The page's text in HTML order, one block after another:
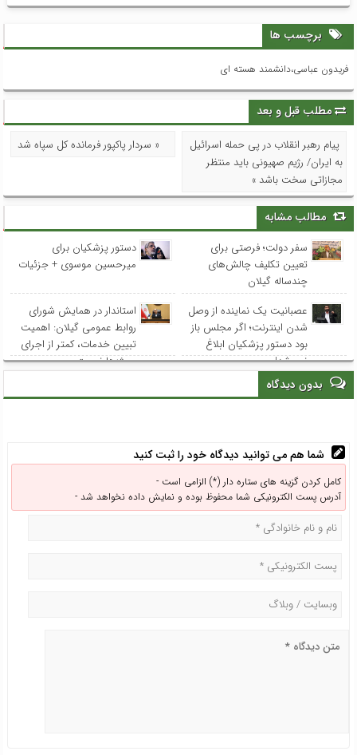
برچسب ها
فریدون عباسی،دانشمند هسته ای
مطلب قبل و بعد
پیام رهبر انقلاب در پی حمله اسرائیل
به ایران/ رژیم صهیونی باید منتظر
مجازاتی سخت باشد »
« سردار پاکپور فرمانده کل سپاه شد
مطالب مشابه
سفر دولت؛ فرصتی برای
تعیین تکلیف چالش‌های
چندساله گیلان
دستور پزشکیان برای
میرحسین موسوی + جزئیات
عصبانیت یک نماینده از وصل
شدن اینترنت؛ اگر مجلس باز
بود دستور پزشکیان ابلاغ
نمی‌شد!
استاندار در همایش شورای
روابط عمومی‌ گیلان: اهمیت
تبیین خدمات، کمتر از اجرای
پروژه‌ها نیست
بدون دیدگاه
شما هم می توانید دیدگاه خود را ثبت کنید
کامل کردن گزینه های ستاره دار (*) الزامی است -
آدرس پست الکترونیکی شما محفوظ بوده و نمایش داده نخواهد شد -